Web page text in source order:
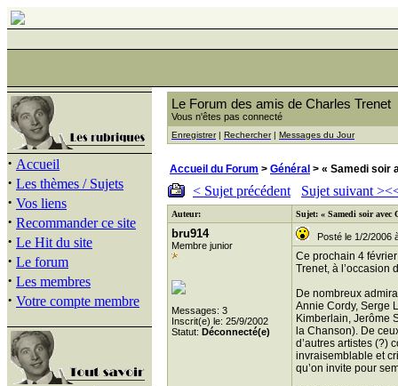
· Accueil
· Les thèmes / Sujets
· Vos liens
· Recommander ce site
· Le Hit du site
· Le forum
· Les membres
· Votre compte membre
Le Forum des amis de Charles Trenet
Vous n'êtes pas connecté
Enregistrer| Rechercher| Messages du Jour
Accueil du Forum > Général > « Samedi soir
< Sujet précédent Sujet suivant >
Auteur: Sujet: « Samedi soir avec
bru914
Membre junior
Messages: 3
Inscrit(e) le: 25/9/2002
Statut: Déconnecté(e)
Posté le 1/2/2006
Ce prochain 4
Trenet, à l’occasion
De nombreux
Annie Cordy, Serge
Kimberlain, Jerôme
la Chanson). De
d’autres artistes (?)
invraisemblable et
qu’on invite pour